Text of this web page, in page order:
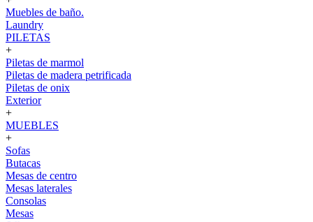
Muebles de baño.
Laundry
PILETAS
+
Piletas de marmol
Piletas de madera petrificada
Piletas de onix
Exterior
+
MUEBLES
+
Sofas
Butacas
Mesas de centro
Mesas laterales
Consolas
Mesas